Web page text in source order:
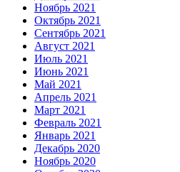
Ноябрь 2021
Октябрь 2021
Сентябрь 2021
Август 2021
Июль 2021
Июнь 2021
Май 2021
Апрель 2021
Март 2021
Февраль 2021
Январь 2021
Декабрь 2020
Ноябрь 2020